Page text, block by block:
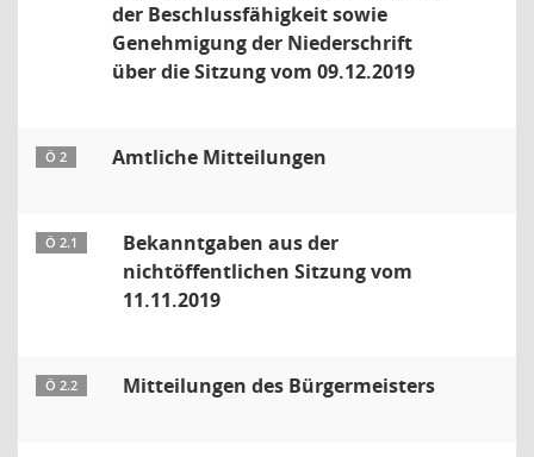
der Beschlussfähigkeit sowie
Genehmigung der Niederschrift
über die Sitzung vom 09.12.2019
Ö 2 Amtliche Mitteilungen
Ö 2.1
Bekanntgaben aus der
nichtöffentlichen Sitzung vom
11.11.2019
Ö 2.2 Mitteilungen des Bürgermeisters